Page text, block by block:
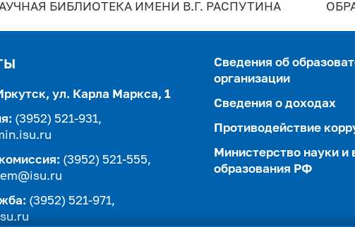
БИБЛИОТЕКА ИМЕНИ В.Г. РАСПУТИНА
ул. Карла Маркса, 1
(3952) 521-931,
(3952) 521-555,
(3952) 521-971,
Сведения об
организации
Сведения о доходах
Противодействие
Министерство науки и
образования РФ